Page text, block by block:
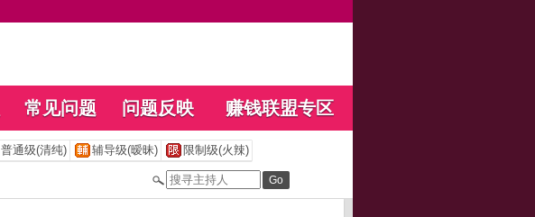
常见问题 问题反映 赚钱联盟专区
普通级(清纯) 辅导级(暧昧) 限制级(火辣)